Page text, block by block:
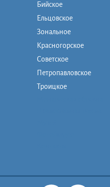
Бийское
Ельцовское
Зональное
Красногорское
Советское
Петропавловское
Троицкое